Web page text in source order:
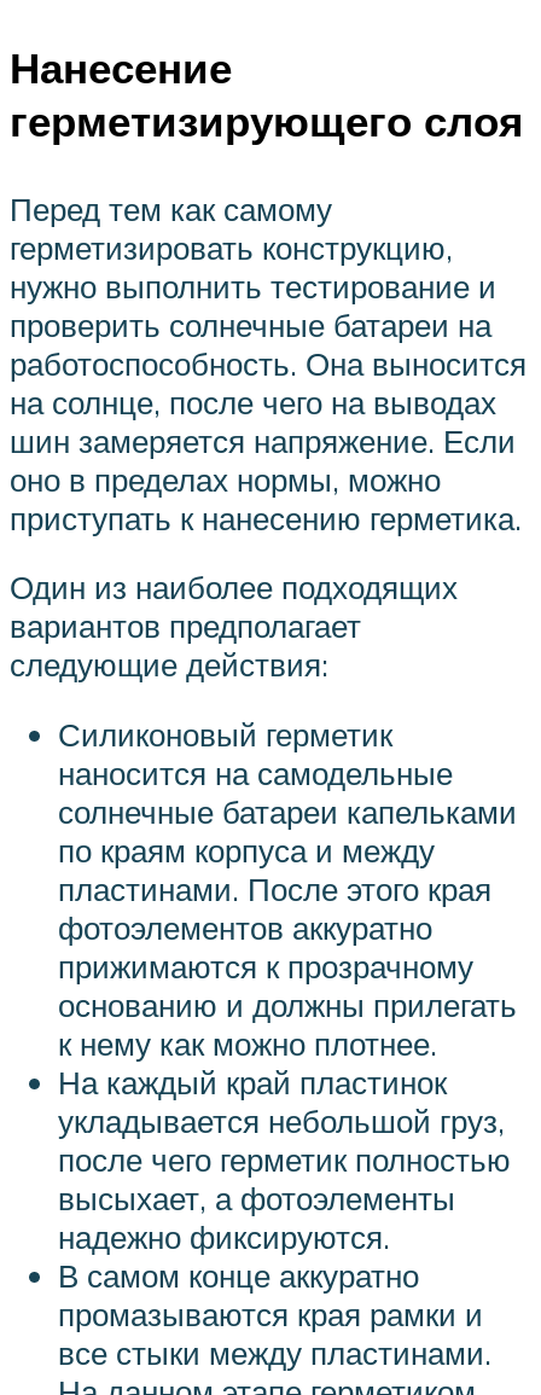
Нанесение
герметизирующего слоя
Перед тем как самому
герметизировать конструкцию,
нужно выполнить тестирование и
проверить солнечные батареи на
работоспособность. Она выносится
на солнце, после чего на выводах
шин замеряется напряжение. Если
оно в пределах нормы, можно
приступать к нанесению герметика.
Один из наиболее подходящих
вариантов предполагает
следующие действия:
Силиконовый герметик
наносится на самодельные
солнечные батареи капельками
по краям корпуса и между
пластинами. После этого края
фотоэлементов аккуратно
прижимаются к прозрачному
основанию и должны прилегать
к нему как можно плотнее.
На каждый край пластинок
укладывается небольшой груз,
после чего герметик полностью
высыхает, а фотоэлементы
надежно фиксируются.
В самом конце аккуратно
промазываются края рамки и
все стыки между пластинами.